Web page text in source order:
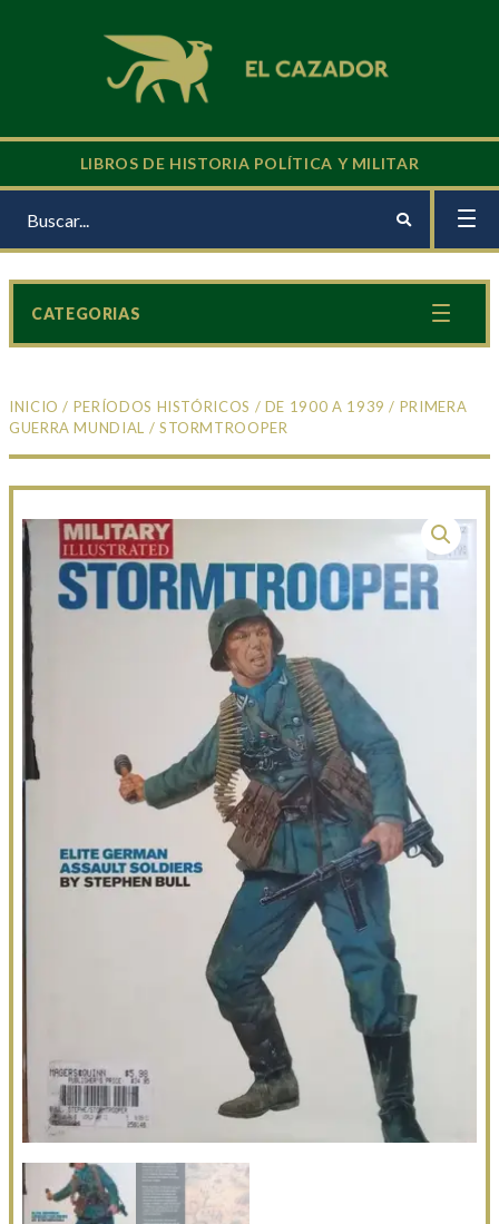
LIBROS DE HISTORIA POLÍTICA Y MILITAR
INICIO / PERÍODOS HISTÓRICOS / DE 1900 A 1939 / PRIMERA
GUERRA MUNDIAL / STORMTROOPER
CATEGORIAS